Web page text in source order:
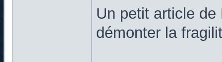
Un petit article
démonter la